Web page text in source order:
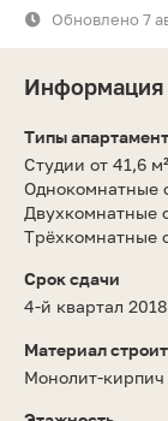
Обновлено 7
Информация
Типы
Студии от 41,6 м²
Однокомнатные
Двухкомнатные
Трёхкомнатные
Срок сдачи
4-й квартал 2018
Материал
Монолит-кирпич